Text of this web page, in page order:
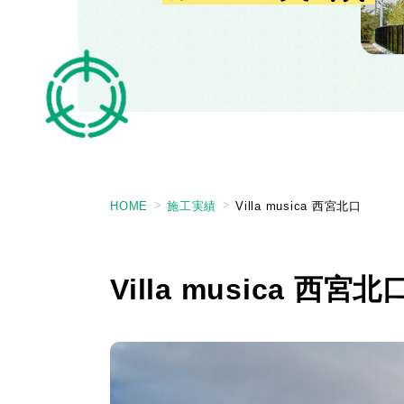
HOME 施工実績 Villa musica 西宮北口
Villa musica 西宮北